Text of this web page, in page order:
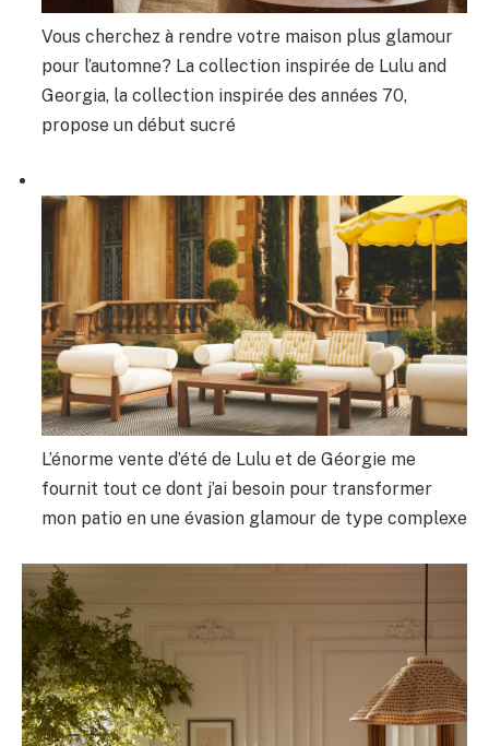
Vous cherchez à rendre votre maison plus glamour
pour l’automne? La collection inspirée de Lulu and
Georgia, la collection inspirée des années 70,
propose un début sucré
L’énorme vente d’été de Lulu et de Géorgie me
fournit tout ce dont j’ai besoin pour transformer
mon patio en une évasion glamour de type complexe